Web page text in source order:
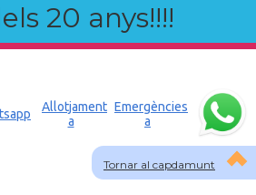
20 anys!!!!
Tornar al capdamunt
Allotjament
a
Emergències
a